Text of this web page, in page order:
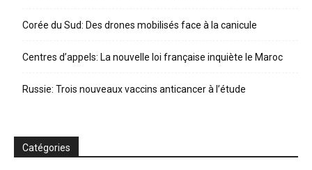
Corée du Sud: Des drones mobilisés face à la canicule
Centres d’appels: La nouvelle loi française inquiète le Maroc
Russie: Trois nouveaux vaccins anticancer à l’étude
Catégories